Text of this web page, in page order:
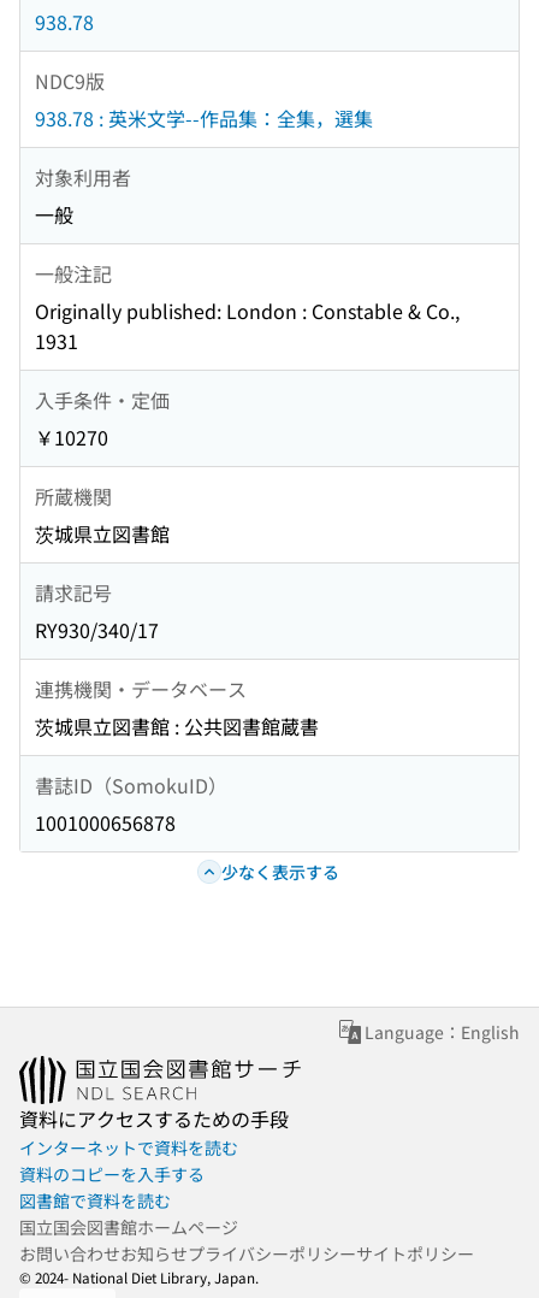
938.78
NDC9版
938.78 : 英米文学--作品集：全集，選集
対象利用者
一般
一般注記
Originally published: London : Constable & Co.,
1931
入手条件・定価
￥10270
所蔵機関
茨城県立図書館
請求記号
RY930/340/17
連携機関・データベース
茨城県立図書館 : 公共図書館蔵書
書誌ID（SomokuID）
1001000656878
少なく表示する
Language：English
資料にアクセスするための手段
インターネットで資料を読む
資料のコピーを入手する
図書館で資料を読む
国立国会図書館ホームページ
お問い合わせお知らせプライバシーポリシーサイトポリシー
© 2024- National Diet Library, Japan.